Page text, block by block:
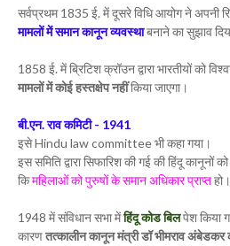
सर्वप्रथम 1835 ई. में दूसरे विधि आयोग ने अपनी
मामलों में समान कानून व्यवस्थाबनाने का सुझाव
1858 ई. में ब्रिटिश क्रॉउन द्वारा भारतीयों को
मामलों में कोई हस्तक्षेप नहींकिया जाएगा।
बी.एन. राव कमिटी - 1941
इसे Hindu law committee भी कहा गया।
इस समिति द्वारा सिफारिश की गई की हिंदू कानूनों
किमहिलाओं को पुरुषों के समान अधिकार प्राप्तहो।
1948 में संविधान सभा मेंहिंदू कोड बिलपेश किया
कारणतत्कालीन कानून मंत्री डॉ भीमराव